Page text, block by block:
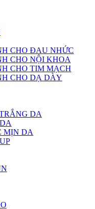
CHO ĐAU NHỨC
CHO NỘI KHOA
CHO TIM MẠCH
CHO DẠ DÀY
DA
MỊN DA